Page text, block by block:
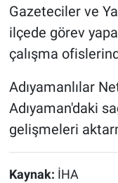
Gazeteciler ve
ilçede görev
çalışma
Adıyamanlılar
Adıyaman'daki
gelişmeleri
Kaynak: İHA